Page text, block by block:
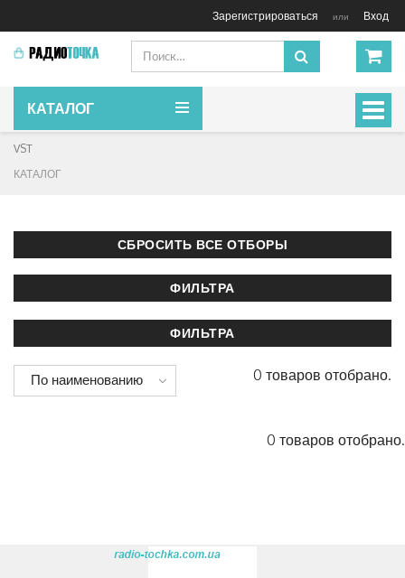
Зарегистрироваться или Вход
КАТАЛОГ
VST
КАТАЛОГ
По наименованию 0 товаров отобрано.
0 товаров отобрано.